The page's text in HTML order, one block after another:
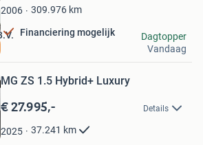
2006 309.976 km
Financiering mogelijk
Dagtopper
Vandaag
MG ZS 1.5 Hybrid+ Luxury
€ 27.995,- Details
2025 37.241 km